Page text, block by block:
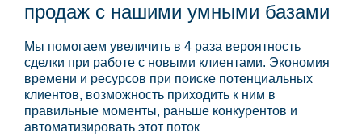
продаж с нашими умными базами
Мы помогаем увеличить в 4 раза вероятность
сделки при работе с новыми клиентами. Экономия
времени и ресурсов при поиске потенциальных
клиентов, возможность приходить к ним в
правильные моменты, раньше конкурентов и
автоматизировать этот поток